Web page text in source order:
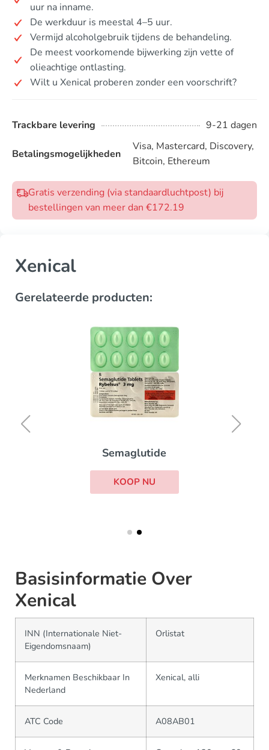
uur na inname.
De werkduur is meestal 4–5 uur.
Vermijd alcoholgebruik tijdens de behandeling.
De meest voorkomende bijwerking zijn vette of
olieachtige ontlasting.
Wilt u Xenical proberen zonder een voorschrift?
Trackbare levering 9-21 dagen
Betalingsmogelijkheden
Visa, Mastercard, Discovery,
Bitcoin, Ethereum
Gratis verzending (via standaardluchtpost) bij
bestellingen van meer dan €172.19
Xenical
Gerelateerde producten:
Semaglutide
KOOP NU
Basisinformatie Over
Xenical
INN (Internationale Niet-
Eigendomsnaam)
Orlistat
Merknamen Beschikbaar In
Nederland
Xenical, alli
ATC Code A08AB01